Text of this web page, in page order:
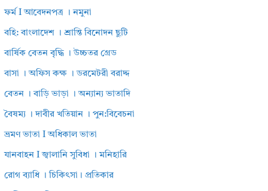
ফর্ম I আবেদনপত্র । নমুনা
বহি: বাংলাদেশ । শ্রান্তি বিনোদন ছুটি
বার্ষিক বেতন বৃদ্ধি । উচ্চতর গ্রেড
বাসা । অফিস কক্ষ । ডরমেটরী বরাদ্দ
বেতন । বাড়ি ভাড়া । অন্যান্য ভাতাদি
বৈষম্য । দাবীর খতিয়ান । পুন:বিবেচনা
ভ্রমণ ভাতা I অধিকাল ভাতা
যানবাহন I জ্বালানি সুবিধা । মনিহারি
রোগ ব্যাধি । চিকিৎসা। প্রতিকার